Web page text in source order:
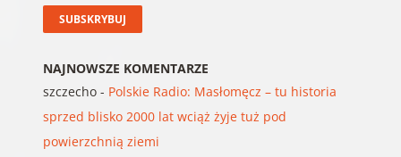
NAJNOWSZE KOMENTARZE
szczecho- Polskie Radio: Masłomęcz – tu historia
sprzed blisko 2000 lat wciąż żyje tuż pod
powierzchnią ziemi